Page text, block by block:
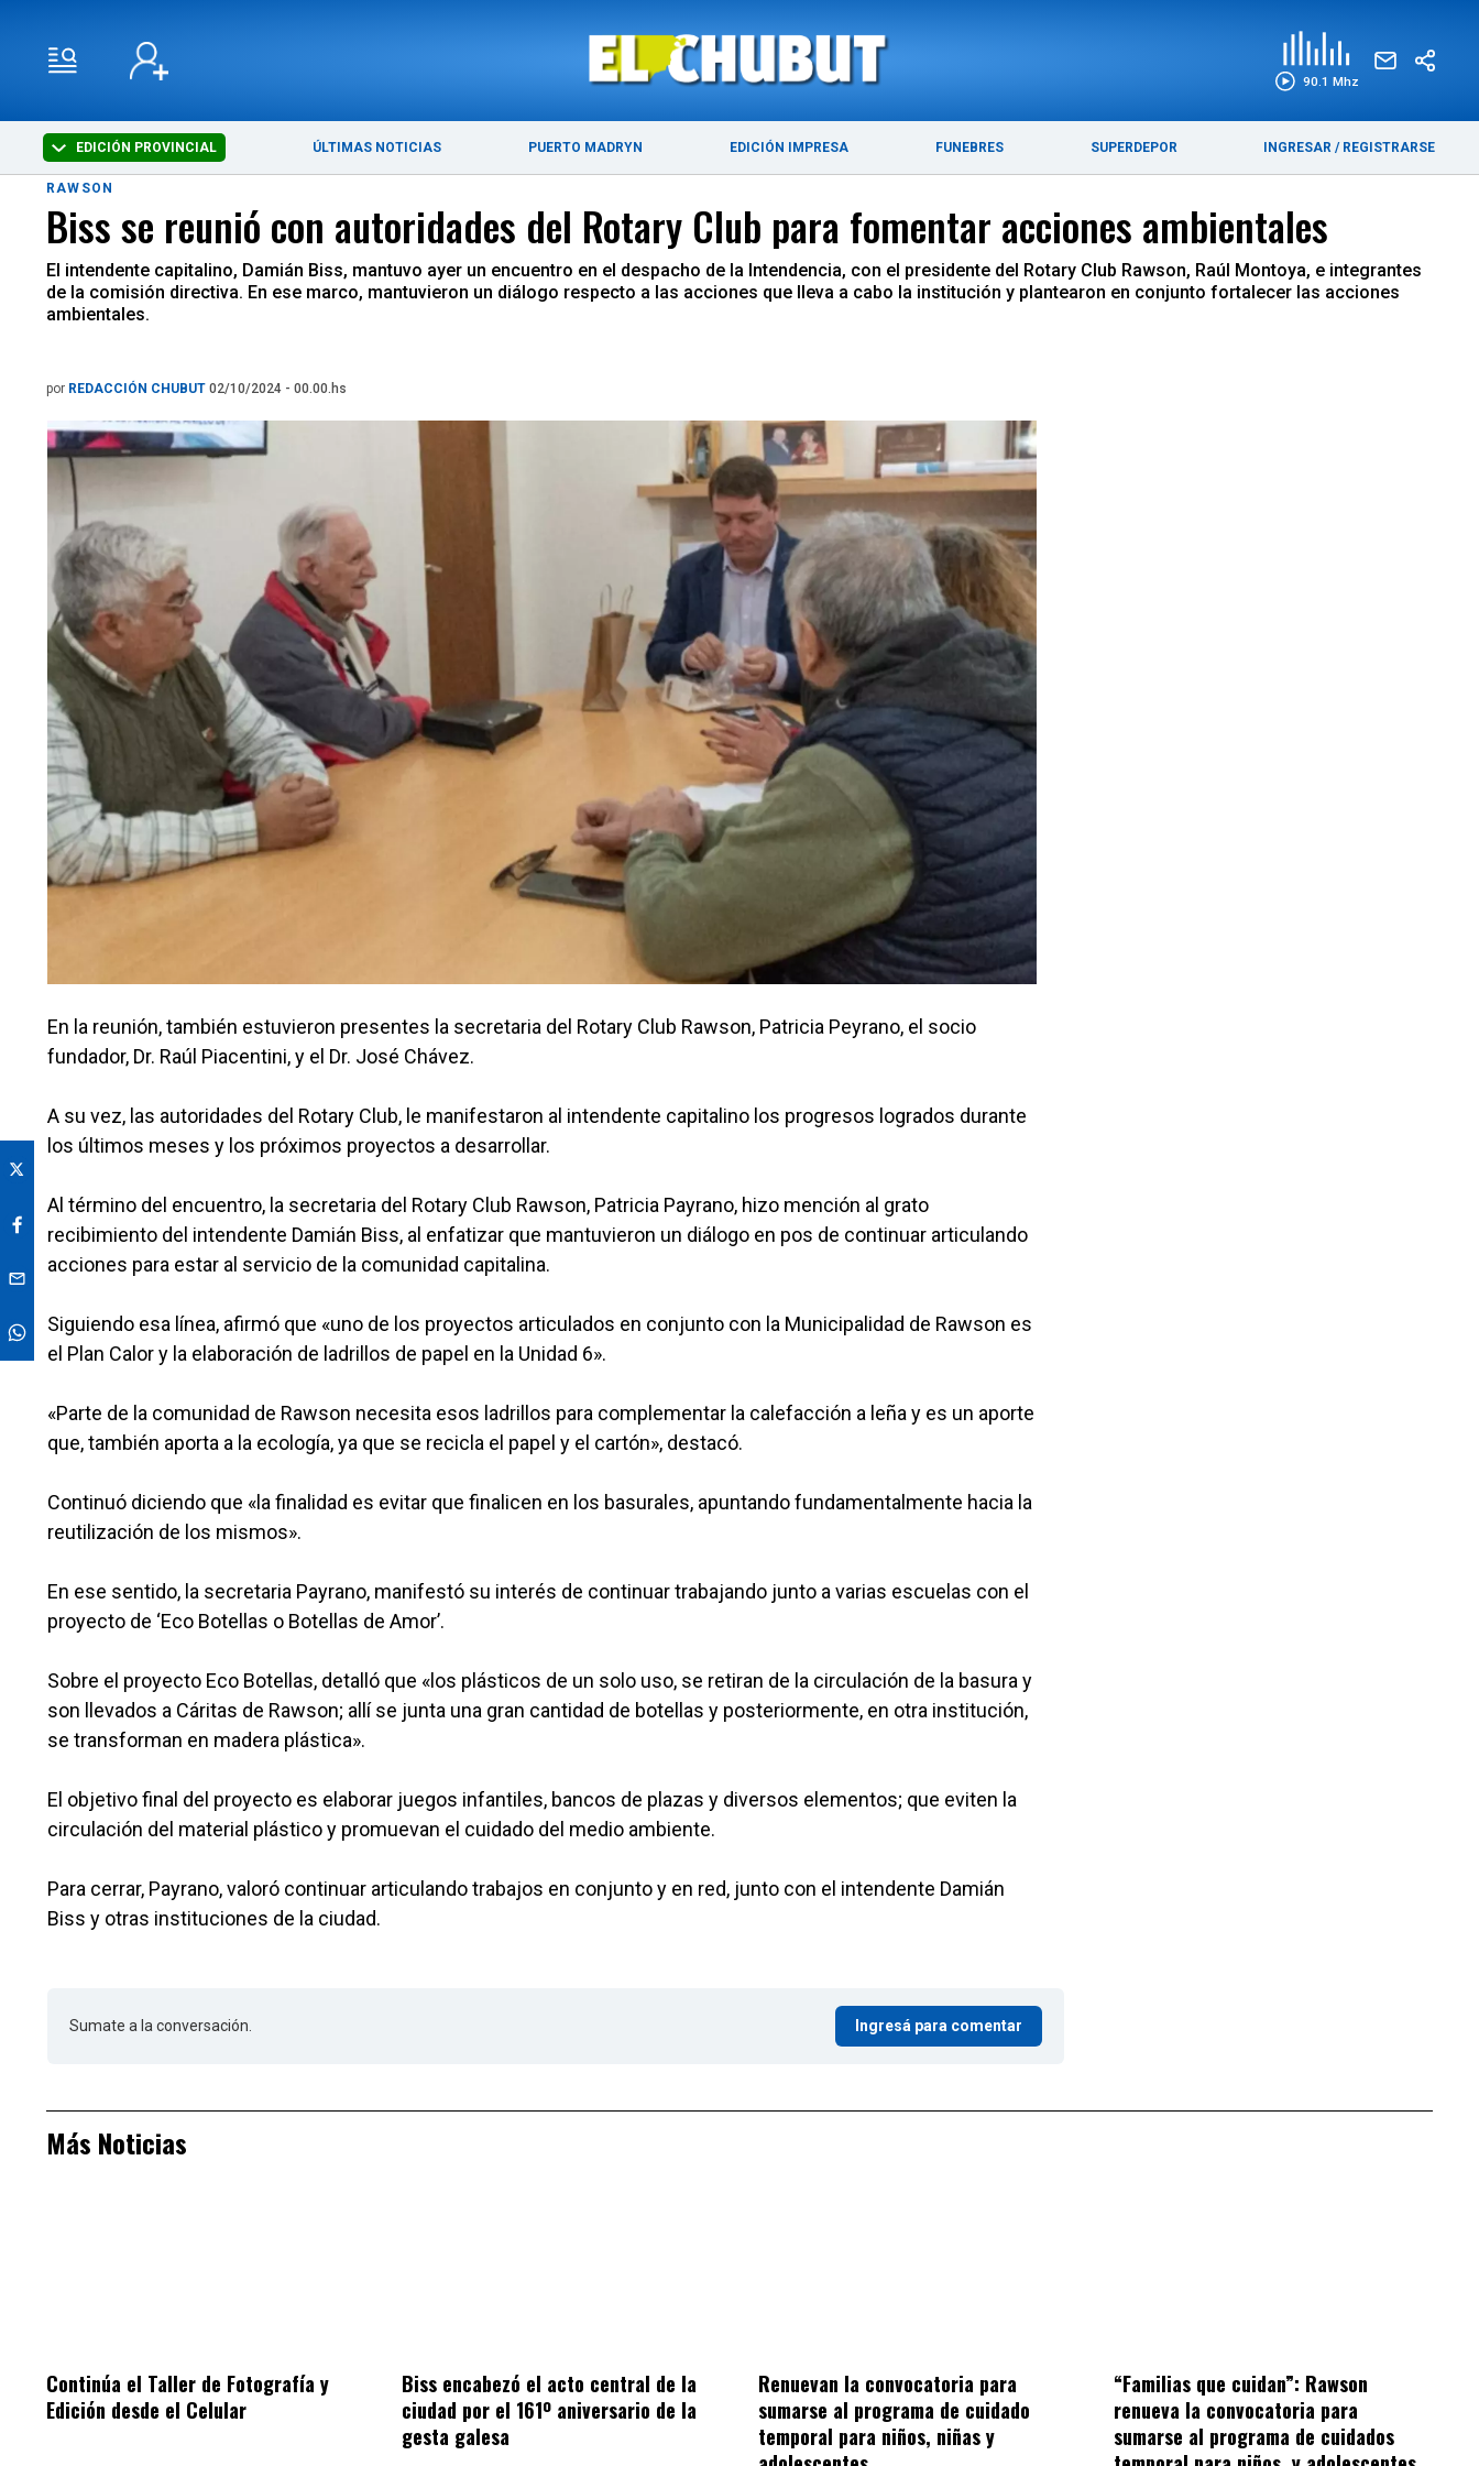
90.1 Mhz
EDICIÓN PROVINCIAL ÚLTIMAS NOTICIAS PUERTO MADRYN EDICIÓN IMPRESA FUNEBRES SUPERDEPOR INGRESAR / REGISTRARSE
ÚLTIMAS NOTICIAS PUERTO MADRYN
RAWSON
Biss se reunió con autoridades del Rotary Club para fomentar acciones ambientales
El intendente capitalino, Damián Biss, mantuvo ayer un encuentro en el despacho de la Intendencia, con el presidente del Rotary Club Rawson, Raúl Montoya, e integrantes
de la comisión directiva. En ese marco, mantuvieron un diálogo respecto a las acciones que lleva a cabo la institución y plantearon en conjunto fortalecer las acciones
ambientales.
por REDACCIÓN CHUBUT 02/10/2024 - 00.00.hs
En la reunión, también estuvieron presentes la secretaria del Rotary Club Rawson, Patricia Peyrano, el socio
fundador, Dr. Raúl Piacentini, y el Dr. José Chávez.
A su vez, las autoridades del Rotary Club, le manifestaron al intendente capitalino los progresos logrados durante
los últimos meses y los próximos proyectos a desarrollar.
Al término del encuentro, la secretaria del Rotary Club Rawson, Patricia Payrano, hizo mención al grato
recibimiento del intendente Damián Biss, al enfatizar que mantuvieron un diálogo en pos de continuar articulando
acciones para estar al servicio de la comunidad capitalina.
Siguiendo esa línea, afirmó que «uno de los proyectos articulados en conjunto con la Municipalidad de Rawson es
el Plan Calor y la elaboración de ladrillos de papel en la Unidad 6».
«Parte de la comunidad de Rawson necesita esos ladrillos para complementar la calefacción a leña y es un aporte
que, también aporta a la ecología, ya que se recicla el papel y el cartón», destacó.
Continuó diciendo que «la finalidad es evitar que finalicen en los basurales, apuntando fundamentalmente hacia la
reutilización de los mismos».
En ese sentido, la secretaria Payrano, manifestó su interés de continuar trabajando junto a varias escuelas con el
proyecto de ‘Eco Botellas o Botellas de Amor’.
Sobre el proyecto Eco Botellas, detalló que «los plásticos de un solo uso, se retiran de la circulación de la basura y
son llevados a Cáritas de Rawson; allí se junta una gran cantidad de botellas y posteriormente, en otra institución,
se transforman en madera plástica».
El objetivo final del proyecto es elaborar juegos infantiles, bancos de plazas y diversos elementos; que eviten la
circulación del material plástico y promuevan el cuidado del medio ambiente.
Para cerrar, Payrano, valoró continuar articulando trabajos en conjunto y en red, junto con el intendente Damián
Biss y otras instituciones de la ciudad.
Sumate a la conversación. Ingresá para comentar
Más Noticias
Continúa el Taller de Fotografía y
Edición desde el Celular
Biss encabezó el acto central de la
ciudad por el 161º aniversario de la
gesta galesa
Renuevan la convocatoria para
sumarse al programa de cuidado
temporal para niños, niñas y
“Familias que cuidan”: Rawson
renueva la convocatoria para
sumarse al programa de cuidados